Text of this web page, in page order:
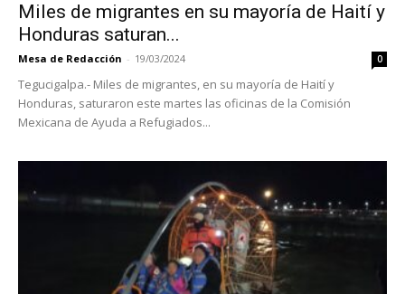
Miles de migrantes en su mayoría de Haití y
Honduras saturan...
Mesa de Redacción - 19/03/2024 0
Tegucigalpa.- Miles de migrantes, en su mayoría de Haití y
Honduras, saturaron este martes las oficinas de la Comisión
Mexicana de Ayuda a Refugiados...